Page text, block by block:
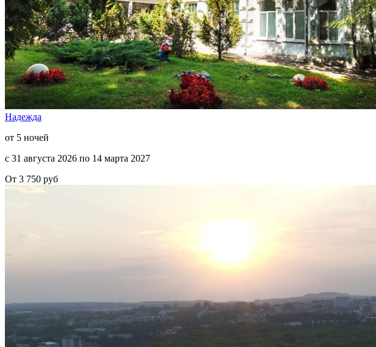
Надежда
от 5 ночей
с 31 августа 2026 по 14 марта 2027
От 3 750 руб